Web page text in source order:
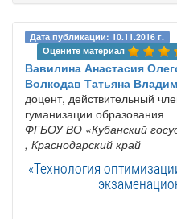
Дата публикации: 10.11.2016 г.
Оцените материал
Вавилина Анастасия
Волкодав Татьяна
доцент, действительный
гуманизации образования
ФГБОУ ВО «Кубанский
, Краснодарский край
«Технология